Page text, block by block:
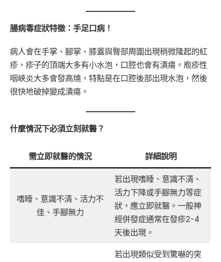
腸病毒症狀特徵：手足口病！
病人會在手掌、腳掌、膝蓋與臀部周圍出現稍微隆起的紅
疹，疹子的頂端大多有小水泡，口腔也會有潰瘍。庖疹性
咽峽炎大多會發高燒，特點是在口腔後部出現水泡，然後
很快地破掉變成潰瘍。
什麼情況下必須立刻就醫？
需立即就醫的情況 詳細說明
嗜睡、意識不清、活力不
佳、手腳無力
若出現嗜睡、意識不清、
活力下降或手腳無力等症
狀，應立即就醫。一般神
經併發症通常在發疹2-4
天後出現。
若出現類似受到驚嚇的突